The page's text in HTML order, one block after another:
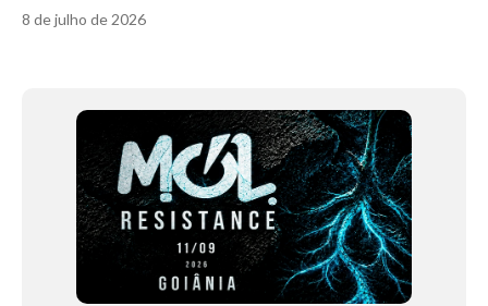
8 de julho de 2026